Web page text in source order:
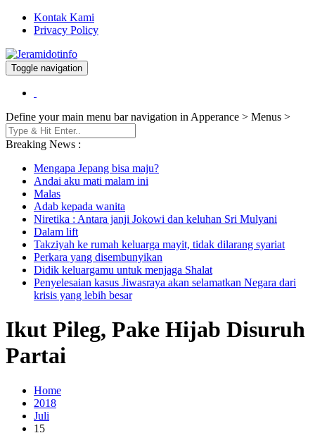
Kontak Kami
Privacy Policy
Jeramidotinfo
Berita dan Informasi Terkini
Toggle navigation
Define your main menu bar navigation in Apperance > Menus >
Breaking News :
Mengapa Jepang bisa maju?
Andai aku mati malam ini
Malas
Adab kepada wanita
Niretika : Antara janji Jokowi dan keluhan Sri Mulyani
Dalam lift
Takziyah ke rumah keluarga mayit, tidak dilarang syariat
Perkara yang disembunyikan
Didik keluargamu untuk menjaga Shalat
Penyelesaian kasus Jiwasraya akan selamatkan Negara dari
krisis yang lebih besar
Ikut Pileg, Pake Hijab Disuruh
Partai
Home
2018
Juli
15